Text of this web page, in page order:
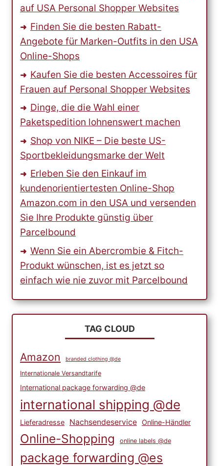
auf USA Personal Shopper Websites
Finden Sie die besten Rabatt-
Angebote für Marken-Outfits in den USA
Online-Shops
Kaufen Sie die besten Accessoires für
Frauen auf Personal Shopper Websites
Dinge, die die Wahl einer
Paketspedition lohnenswert machen
Shop von NIKE – Die beste US-
Sportbekleidungsmarke der Welt
Erleben Sie den Einkauf im
kundenorientiertesten Online-Shop
Amazon.com in den USA und versenden
Sie Ihre Produkte günstig über
Parcelbound
Wenn Sie ein Abercrombie & Fitch-
Produkt wünschen, ist es jetzt so
einfach wie nie zuvor mit Parcelbound
TAG CLOUD
Amazon branded clothing @de
Internationale Versandtarife
International package forwarding @de
international shipping @de
Lieferadresse Nachsendeservice Online-Händler
Online-Shopping online labels @de
package forwarding @es